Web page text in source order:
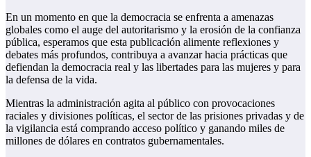
En un momento en que la democracia se enfrenta a amenazas
globales como el auge del autoritarismo y la erosión de la confianza
pública, esperamos que esta publicación alimente reflexiones y
debates más profundos, contribuya a avanzar hacia prácticas que
defiendan la democracia real y las libertades para las mujeres y para
la defensa de la vida.
Mientras la administración agita al público con provocaciones
raciales y divisiones políticas, el sector de las prisiones privadas y de
la vigilancia está comprando acceso político y ganando miles de
millones de dólares en contratos gubernamentales.